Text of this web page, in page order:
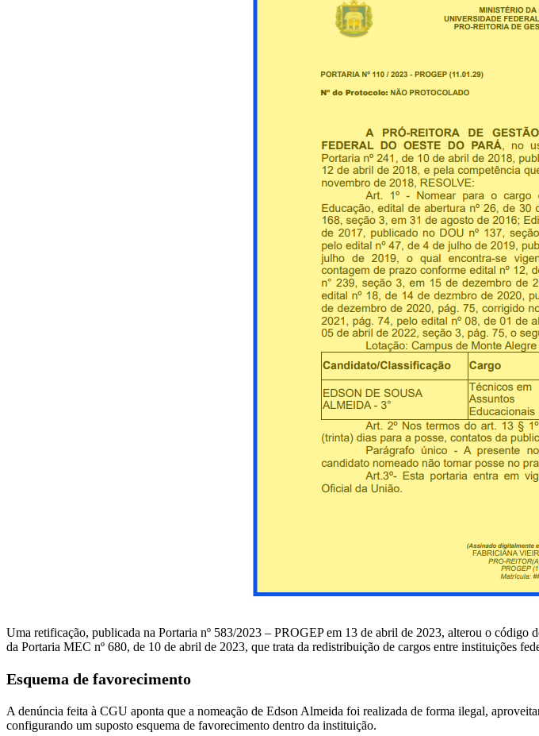
Uma retificação, publicada na Portaria nº 583/2023 – PROGEP em 13 de abril de 2023, alterou o
da Portaria MEC nº 680, de 10 de abril de 2023, que trata da redistribuição de cargos entre instituições
Esquema de favorecimento
A denúncia feita à CGU aponta que a nomeação de Edson Almeida foi realizada de forma ilegal,
configurando um suposto esquema de favorecimento dentro da instituição.